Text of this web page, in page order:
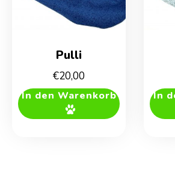
Pulli
€20,00
In den Warenkorb In